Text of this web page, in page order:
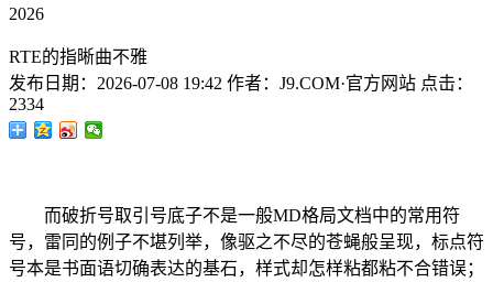
2026
RTE的指晰曲不雅
发布日期： 2026-07-08 19:42 作者： J9.COM·官方网站 点击：
2334
而破折号取引号底子不是一般MD格局文档中的常用符
号，雷同的例子不堪列举，像驱之不尽的苍蝇般呈现，标点符
号本是书面语切确表达的基石，样式却怎样粘都粘不合错误；